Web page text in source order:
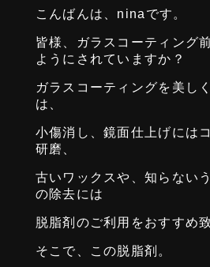
こんばんは、ninaです。
皆様、ガラスコーティング
ようにされていますか？
ガラスコーティングを美し
は、
小傷消し、鏡面仕上げには
研磨、
古いワックスや、知らない
の除去には
脱脂剤のご利用をおすすめ
そこで、この脱脂剤。